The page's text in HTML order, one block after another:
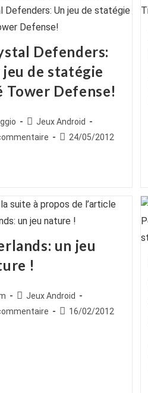
Defenders:
jeu de statégie
Tower Defense!
autricePost
category:
Jeux Android
Publication
24/05/2012
un jeu
!
autrice
Post
category:
Jeux Android
Publication
16/02/2012